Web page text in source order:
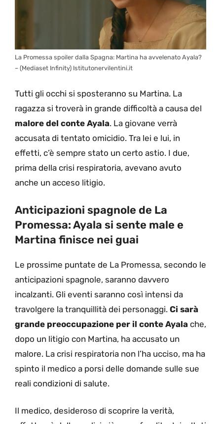
La Promessa spoiler dalla Spagna: Martina ha avvelenato Ayala?
– (Mediaset Infinity) Istitutonervilentini.it
Tutti gli occhi si sposteranno su Martina. La
ragazza si troverà in grande difficoltà a causa del
malore del conte Ayala. La giovane verrà
accusata di tentato omicidio. Tra lei e lui, in
effetti, c’è sempre stato un certo astio. I due,
prima della crisi respiratoria, avevano avuto
anche un acceso litigio.
Anticipazioni spagnole de La
Promessa: Ayala si sente male e
Martina finisce nei guai
Le prossime puntate de La Promessa, secondo le
anticipazioni spagnole, saranno davvero
incalzanti. Gli eventi saranno così intensi da
travolgere la tranquillità dei personaggi. Ci sarà
grande preoccupazione per il conte Ayala che,
dopo un litigio con Martina, ha accusato un
malore. La crisi respiratoria non l’ha ucciso, ma ha
spinto il medico a porsi delle domande sulle sue
reali condizioni di salute.
Il medico, desideroso di scoprire la verità,